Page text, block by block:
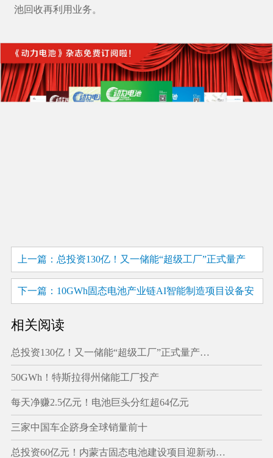
池回收再利用业务。
上一篇：总投资130亿！又一储能“超级工厂”正式量产
下一篇：10GWh固态电池产业链AI智能制造项目设备安
相关阅读
总投资130亿！又一储能“超级工厂”正式量产…
50GWh！特斯拉得州储能工厂投产
每天净赚2.5亿元！电池巨头分红超64亿元
三家中国车企跻身全球销量前十
总投资60亿元！内蒙古固态电池建设项目迎新动…